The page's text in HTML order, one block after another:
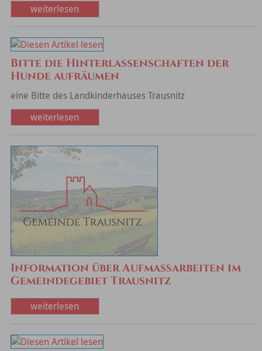
weiterlesen
Bitte die Hinterlassenschaften der
Hunde aufräumen
eine Bitte des Landkinderhauses Trausnitz
weiterlesen
Information über Aufmaßarbeiten im
Gemeindegebiet Trausnitz
weiterlesen